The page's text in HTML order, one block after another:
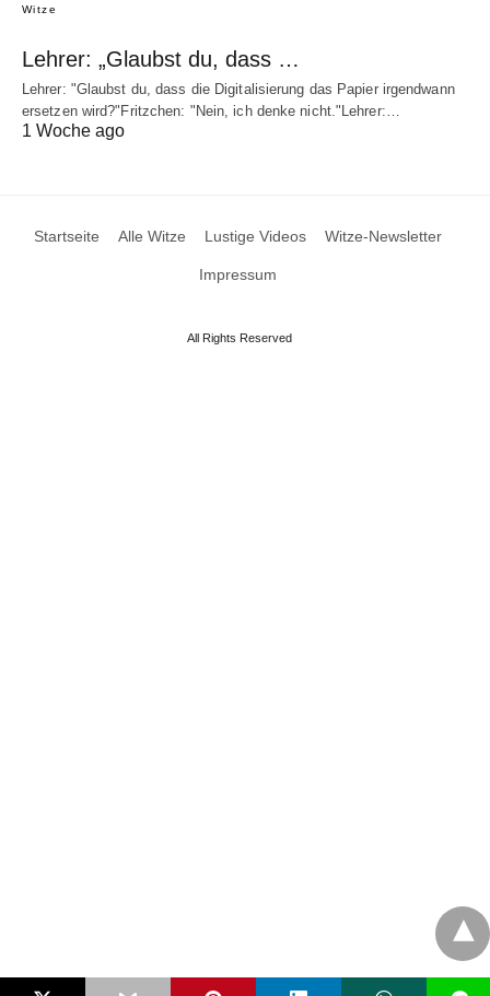
Witze
Lehrer: „Glaubst du, dass …
Lehrer: "Glaubst du, dass die Digitalisierung das Papier irgendwann
ersetzen wird?"Fritzchen: "Nein, ich denke nicht."Lehrer:…
1 Woche ago
Startseite Alle Witze Lustige Videos Witze-Newsletter
Impressum
All Rights Reserved